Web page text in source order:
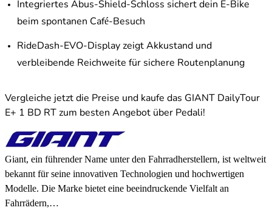
Integriertes Abus-Shield-Schloss sichert dein E-Bike
beim spontanen Café-Besuch
RideDash-EVO-Display zeigt Akkustand und
verbleibende Reichweite für sichere Routenplanung
Vergleiche jetzt die Preise und kaufe das GIANT DailyTour
E+ 1 BD RT zum besten Angebot über Pedali!
Giant, ein führender Name unter den Fahrradherstellern, ist weltweit
bekannt für seine innovativen Technologien und hochwertigen
Modelle. Die Marke bietet eine beeindruckende Vielfalt an
Fahrrädern,…